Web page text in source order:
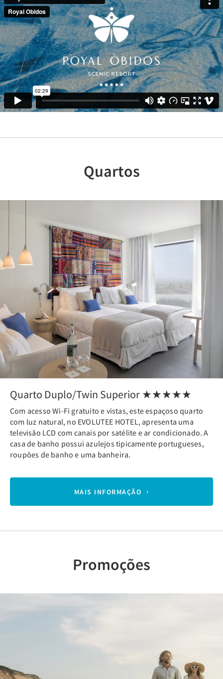
Quartos
Quarto Duplo/Twin Superior ★★★★★
Com acesso Wi-Fi gratuito e vistas, este espaçoso quarto
com luz natural, no EVOLUTEE HOTEL, apresenta uma
televisão LCD com canais por satélite e ar condicionado. A
casa de banho possui azulejos tipicamente portugueses,
roupões de banho e uma banheira.
MAIS INFORMAÇÃO
Promoções